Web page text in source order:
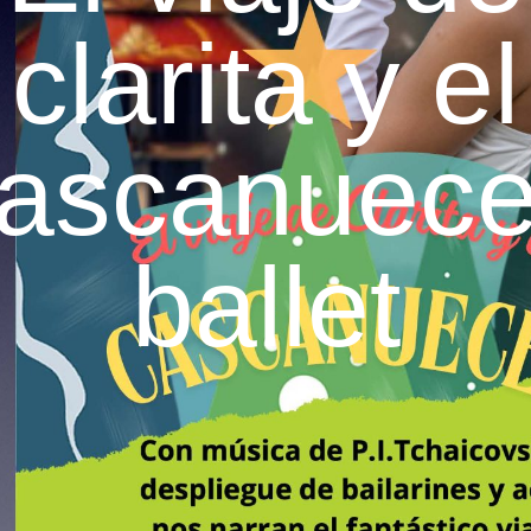
clarita y el
ballet